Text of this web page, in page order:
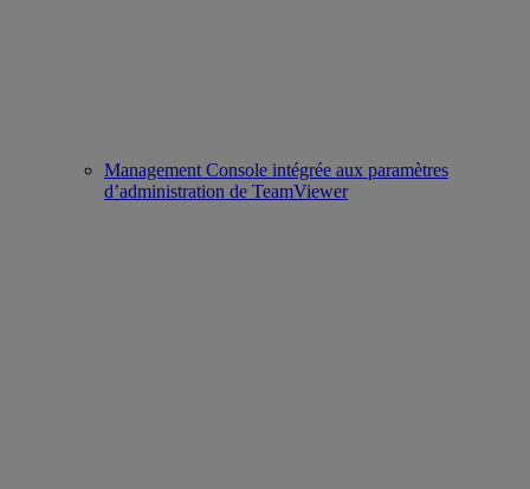
Management Console intégrée aux paramètres
d’administration de TeamViewer